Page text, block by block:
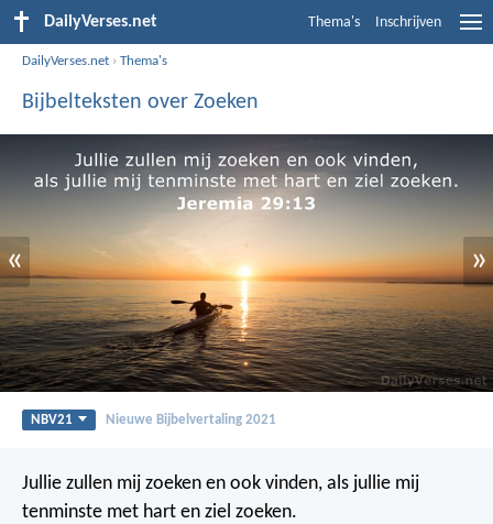
DailyVerses.net Thema's Inschrijven
DailyVerses.net ›Thema's
Bijbelteksten over Zoeken
« »
NBV21 Nieuwe Bijbelvertaling 2021
Jullie zullen mij zoeken en ook vinden, als jullie mij
tenminste met hart en ziel zoeken.